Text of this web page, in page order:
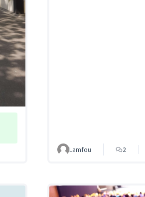
Lamfou 2